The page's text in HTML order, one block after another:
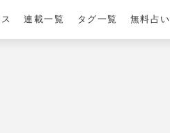
連載一覧 タグ一覧 無料占い